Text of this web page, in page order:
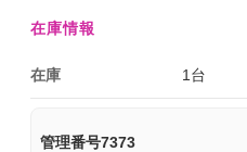
在庫情報
在庫 1台
管理番号7373